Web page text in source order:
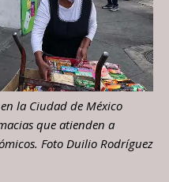
la Ciudad de México
que atienden a
Foto Duilio Rodríguez